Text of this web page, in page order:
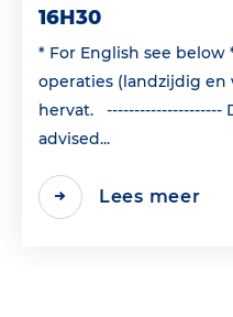
16H30
* For English see
operaties (landzijdig en
hervat. ---------------------
advised...
Lees meer